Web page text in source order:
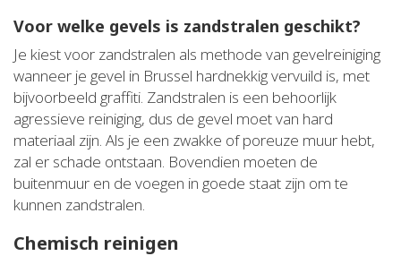
Voor welke gevels is zandstralen geschikt?
Je kiest voor zandstralen als methode van gevelreiniging
wanneer je gevel in Brussel hardnekkig vervuild is, met
bijvoorbeeld graffiti. Zandstralen is een behoorlijk
agressieve reiniging, dus de gevel moet van hard
materiaal zijn. Als je een zwakke of poreuze muur hebt,
zal er schade ontstaan. Bovendien moeten de
buitenmuur en de voegen in goede staat zijn om te
kunnen zandstralen.
Chemisch reinigen